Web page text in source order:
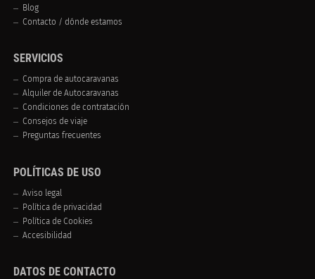
Blog
Contacto / dónde estamos
SERVICIOS
Compra de autocaravanas
Alquiler de Autocaravanas
Condiciones de contratación
Consejos de viaje
Preguntas frecuentes
POLÍTICAS DE USO
Aviso legal
Política de privacidad
Política de Cookies
Accesibilidad
DATOS DE CONTACTO